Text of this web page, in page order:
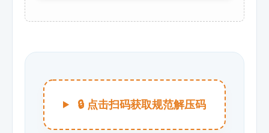
🔒 点击扫码获取规范解压码